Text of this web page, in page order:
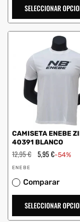
SELECCIONAR
CAMISETA ENEBE
40391 BLANCO
Precio
habitual
12,95 € Precio
de
5,95 €-54%
Proveedor:
ENEBE
Comparar
SELECCIONAR